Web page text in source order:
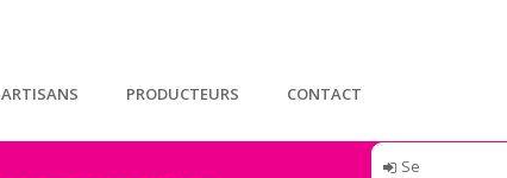
Se
ARTISANS PRODUCTEURS CONTACT